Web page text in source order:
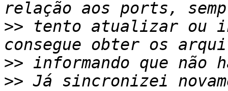
>> tento atualizar ou
>>
>> Já sincronizei